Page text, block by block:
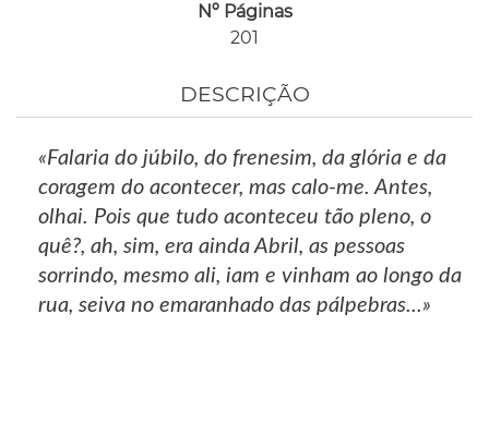
Nº Páginas
201
DESCRIÇÃO
«Falaria do júbilo, do frenesim, da glória e da
coragem do acontecer, mas calo-me. Antes,
olhai. Pois que tudo aconteceu tão pleno, o
quê?, ah, sim, era ainda Abril, as pessoas
sorrindo, mesmo ali, iam e vinham ao longo da
rua, seiva no emaranhado das pálpebras...»